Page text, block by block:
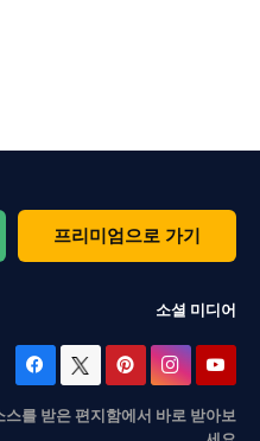
프리미엄으로 가기
소셜 미디어
스를 받은 편지함에서 바로 받아보